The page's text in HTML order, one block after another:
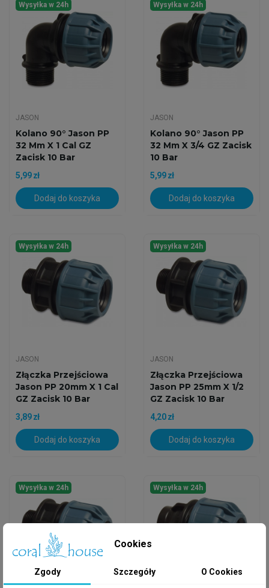
Wysyłka w 24h
JASON
Kolano 90° Jason PP
32 Mm X 1 Cal GZ
Zacisk 10 Bar
5,99 zł
Dodaj do koszyka
Wysyłka w 24h
JASON
Kolano 90° Jason PP
32 Mm X 3/4 GZ Zacisk
10 Bar
5,99 zł
Dodaj do koszyka
Wysyłka w 24h
JASON
Złączka Przejściowa
Jason PP 20mm X 1 Cal
GZ Zacisk 10 Bar
3,89 zł
Dodaj do koszyka
Wysyłka w 24h
JASON
Złączka Przejściowa
Jason PP 25mm X 1/2
GZ Zacisk 10 Bar
4,20 zł
Dodaj do koszyka
Wysyłka w 24h Wysyłka w 24h
Cookies
Zgody Szczegóły O Cookies